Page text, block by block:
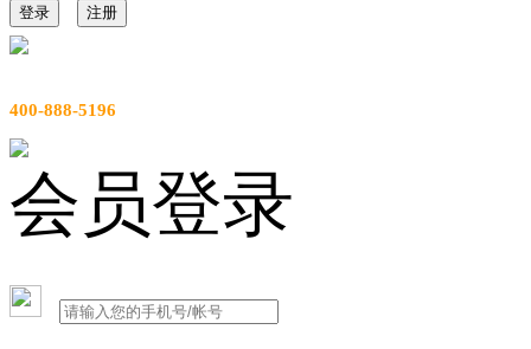
登录 注册
400-888-5196
会员登录